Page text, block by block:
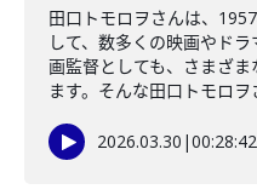
田口トモロヲさんは、
して、数多くの映画やド
画監督としても、さまざ
ます。そんな田口トモロヲ
2026.03.30 |00:28:42